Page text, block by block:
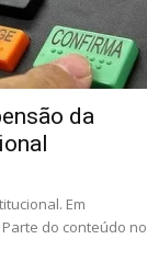
da
Em
Parte do conteúdo no